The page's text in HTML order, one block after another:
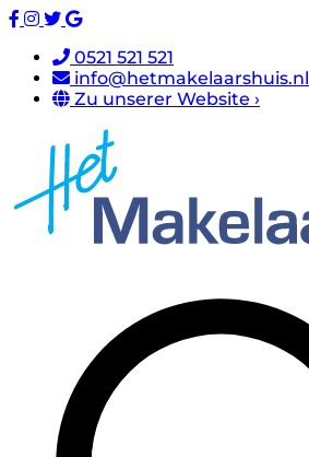
0521 521 521
info@hetmakelaarshuis.nl
Zu unserer Website ›